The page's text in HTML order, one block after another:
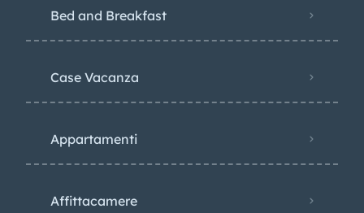
Bed and Breakfast
Case Vacanza
Appartamenti
Affittacamere